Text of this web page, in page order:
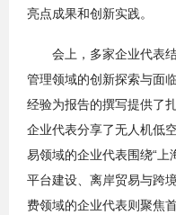
亮点成果和创新实践。
会上，多家企业代表结
管理领域的创新探索与面
经验为报告的撰写提供了
企业代表分享了无人机低
易领域的企业代表围绕“上
平台建设、离岸贸易与跨
费领域的企业代表则聚焦